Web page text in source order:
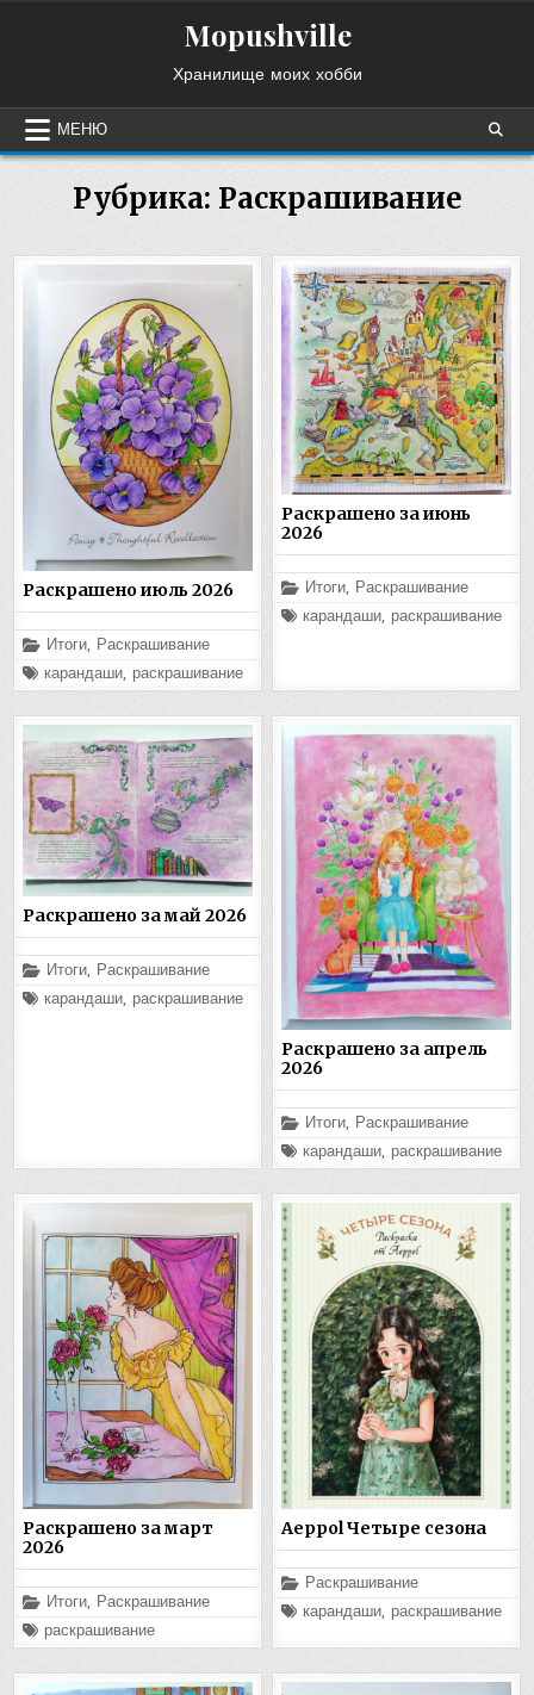
Mopushville
Хранилище моих хобби
МЕНЮ
Рубрика: Раскрашивание
Раскрашено июль 2026
Опубликовано
в
Итоги, Раскрашивание
Помечено
карандаши, раскрашивание
Раскрашено за июнь
2026
Опубликовано
в
Итоги, Раскрашивание
Помечено
карандаши, раскрашивание
Раскрашено за май 2026
Опубликовано
в
Итоги, Раскрашивание
Помечено
карандаши, раскрашивание
Раскрашено за апрель
2026
Опубликовано
в
Итоги, Раскрашивание
Помечено
карандаши, раскрашивание
Раскрашено за март
2026
Опубликовано
в
Итоги, Раскрашивание
Помечено
раскрашивание
Aeppol Четыре сезона
Опубликовано
в
Раскрашивание
Помечено
карандаши, раскрашивание